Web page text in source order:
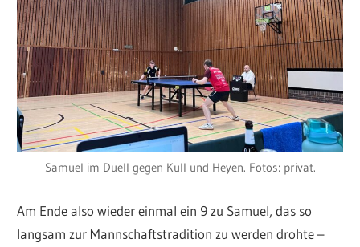
Samuel im Duell gegen Kull und Heyen. Fotos: privat.
Am Ende also wieder einmal ein 9 zu Samuel, das so
langsam zur Mannschaftstradition zu werden drohte –